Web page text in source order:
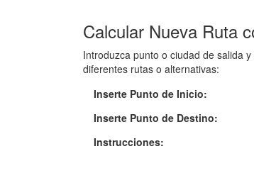
Calcular Nueva Ruta
Introduzca punto o ciudad de salida
diferentes rutas o alternativas:
Inserte Punto de Inicio:
Inserte Punto de Destino:
Instrucciones: